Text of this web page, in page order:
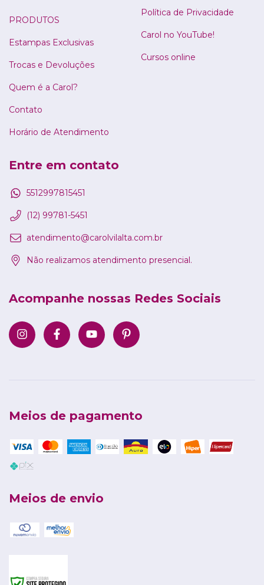
PRODUTOS
Estampas Exclusivas
Trocas e Devoluções
Quem é a Carol?
Contato
Horário de Atendimento
Política de Privacidade
Carol no YouTube!
Cursos online
Entre em contato
5512997815451
(12) 99781-5451
atendimento@carolvilalta.com.br
Não realizamos atendimento presencial.
Acompanhe nossas Redes Sociais
Meios de pagamento
Meios de envio